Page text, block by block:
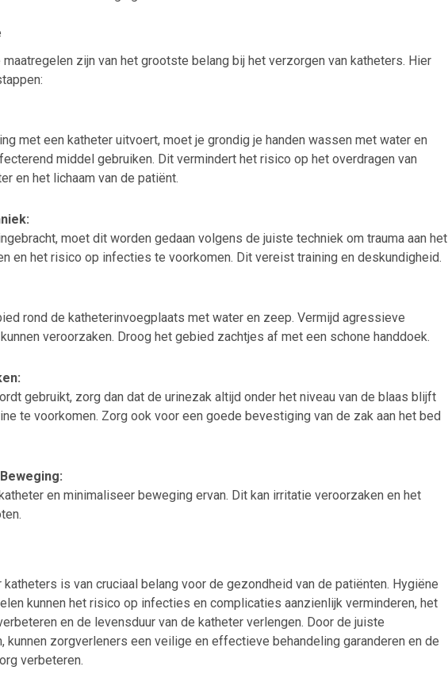
zijn van het grootste belang bij het verzorgen van katheters. Hier
met een katheter uitvoert, moet je grondig je handen wassen met water en
middel gebruiken. Dit vermindert het risico op het overdragen van
en het lichaam van de patiënt.
moet dit worden gedaan volgens de juiste techniek om trauma aan het
en het risico op infecties te voorkomen. Dit vereist training en deskundigheid.
rond de katheterinvoegplaats met water en zeep. Vermijd agressieve
veroorzaken. Droog het gebied zachtjes af met een schone handdoek.
gebruikt, zorg dan dat de urinezak altijd onder het niveau van de blaas blijft
te voorkomen. Zorg ook voor een goede bevestiging van de zak aan het bed
en minimaliseer beweging ervan. Dit kan irritatie veroorzaken en het
is van cruciaal belang voor de gezondheid van de patiënten. Hygiëne
kunnen het risico op infecties en complicaties aanzienlijk verminderen, het
en de levensduur van de katheter verlengen. Door de juiste
kunnen zorgverleners een veilige en effectieve behandeling garanderen en de
verbeteren.